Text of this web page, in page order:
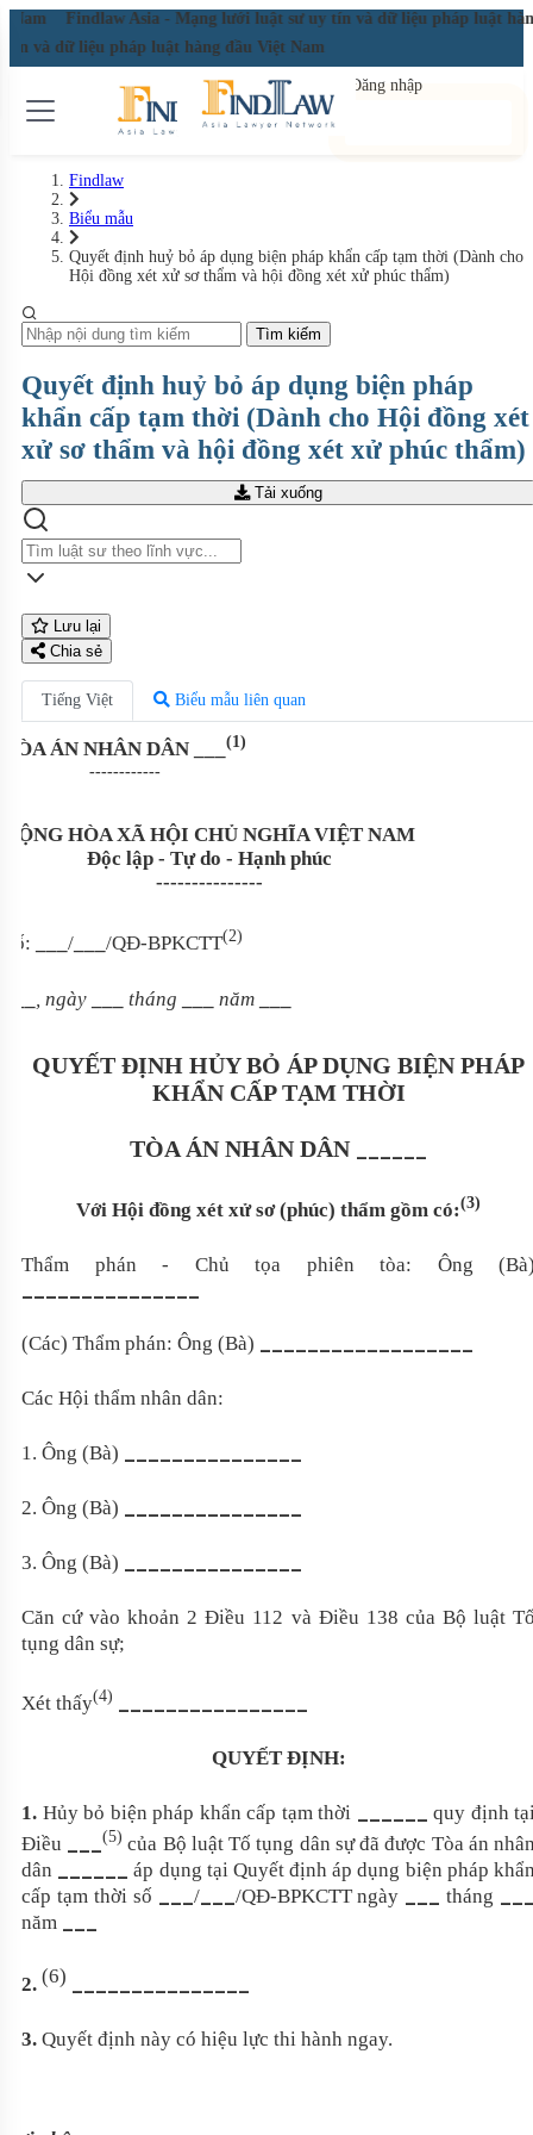
Nam
Findlaw Asia - Mạng lưới luật sư uy tín và dữ liệu pháp luật
và dữ liệu pháp luật hàng đầu Việt Nam
Đăng nhập
Findlaw
Biểu mẫu
Quyết định huỷ bỏ áp dụng biện pháp khẩn cấp tạm thời (Dành cho
Hội đồng xét xử sơ thẩm và hội đồng xét xử phúc thẩm)
Tìm kiếm
Quyết định huỷ bỏ áp dụng biện pháp
khẩn cấp tạm thời (Dành cho Hội đồng xét
xử sơ thẩm và hội đồng xét xử phúc thẩm)
Tải xuống
Lưu lại
Chia sẻ
Tiếng Việt Biểu mẫu liên quan
TÒA ÁN NHÂN DÂN
(1)
------------
CỘNG HÒA XÃ HỘI CHỦ NGHĨA VIỆT NAM
Độc lập - Tự do - Hạnh phúc
---------------
Số: / /QĐ-BPKCTT(2)
, ngày tháng năm
QUYẾT ĐỊNH HỦY BỎ ÁP DỤNG BIỆN PHÁP
KHẨN CẤP TẠM THỜI
TÒA ÁN NHÂN DÂN
Với Hội đồng xét xử sơ (phúc) thẩm gồm có:(3)
Thẩm phán - Chủ tọa phiên tòa: Ông
(Các) Thẩm phán: Ông (Bà)
Các Hội thẩm nhân dân:
1. Ông (Bà)
2. Ông (Bà)
3. Ông (Bà)
Căn cứ vào khoản 2 Điều 112 và Điều 138 của Bộ luật
tụng dân sự;
Xét thấy(4)
QUYẾT ĐỊNH:
1. Hủy bỏ biện pháp khẩn cấp tạm thời
quy định
Điều
___(5) của Bộ luật Tố tụng dân sự đã được Tòa án
dân
áp dụng tại Quyết định áp dụng biện pháp
cấp tạm thời số
/___ /QĐ-BPKCTT ngày tháng
năm
2. (6)
3. Quyết định này có hiệu lực thi hành ngay.